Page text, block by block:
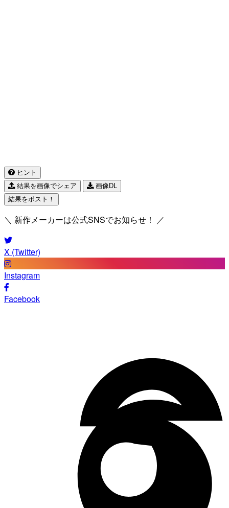
ヒント
結果を画像でシェア
画像DL
結果をポスト！
＼ 新作メーカーは公式SNSでお知らせ！ ／
X (Twitter)
Instagram
Facebook